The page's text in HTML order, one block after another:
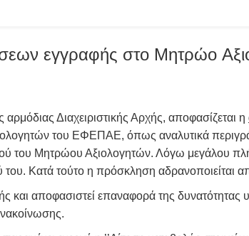
εγγραφής στο Μητρώο
Διαχειριστικής Αρχής, αποφασίζεται η
του ΕΦΕΠΑΕ, όπως αναλυτικά
του Μητρώου Αξιολογητών. Λόγω μεγάλου
Κατά τούτο η πρόσκληση αδρανοποιείται
και αποφασιστεί επαναφορά της